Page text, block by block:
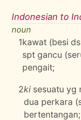
Indonesian to
noun
1kawat (besi
spt gancu
pengait;
2kisesuatu yg
dua perkara
bertentangan;